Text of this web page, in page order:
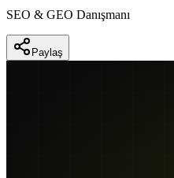
SEO & GEO Danışmanı
Paylaş